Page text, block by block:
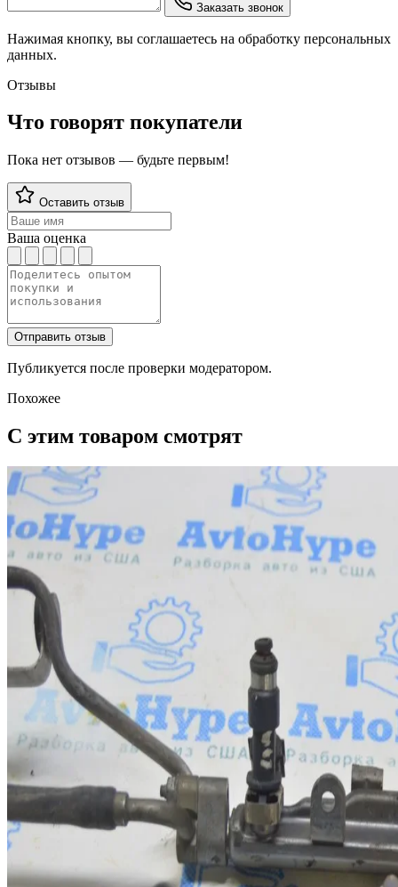
Заказать звонок
Нажимая кнопку, вы соглашаетесь на обработку персональных
данных.
Отзывы
Что говорят покупатели
Пока нет отзывов — будьте первым!
Оставить отзыв
Ваша оценка
Отправить отзыв
Публикуется после проверки модератором.
Похожее
С этим товаром смотрят